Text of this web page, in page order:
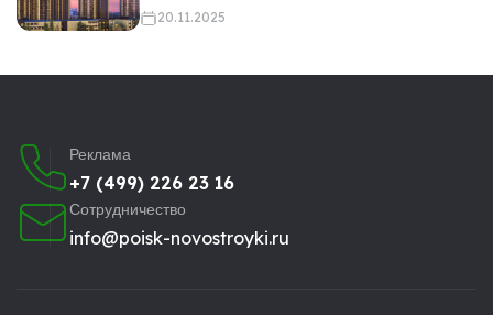
20.11.2025
Реклама
+7 (499) 226 23 16
Сотрудничество
info@poisk-novostroyki.ru